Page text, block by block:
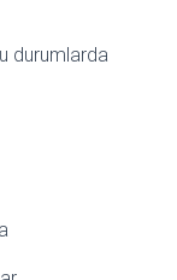
durumlarda